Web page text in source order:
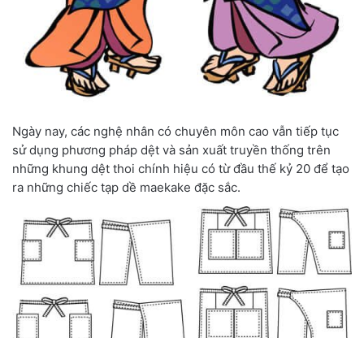
Ngày nay, các nghệ nhân có chuyên môn cao vẫn tiếp tục
sử dụng phương pháp dệt và sản xuất truyền thống trên
những khung dệt thoi chính hiệu có từ đầu thế kỷ 20 để tạo
ra những chiếc tạp dề maekake đặc sắc.